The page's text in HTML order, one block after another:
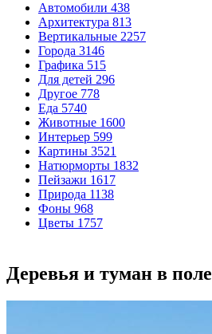
Автомобили 438
Архитектура 813
Вертикальные 2257
Города 3146
Графика 515
Для детей 296
Другое 778
Еда 5740
Животные 1600
Интерьер 599
Картины 3521
Натюрморты 1832
Пейзажи 1617
Природа 1138
Фоны 968
Цветы 1757
Деревья и туман в поле